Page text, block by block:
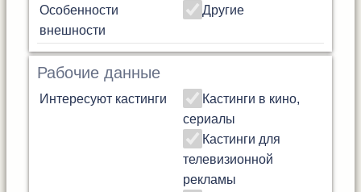
Особенности
внешности
Другие
Рабочие данные
Интересуют кастинги
Кастинги в кино,
сериалы
Кастинги для
телевизионной
рекламы